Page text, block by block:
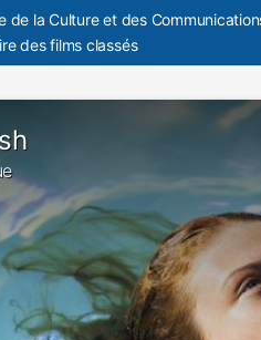
de la Culture et des
des films classés